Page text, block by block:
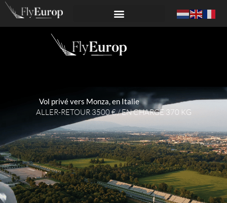
ALLER-RETOUR 3500 € / EN CHARGE 370 KG
Vol privé vers Monza, en Italie